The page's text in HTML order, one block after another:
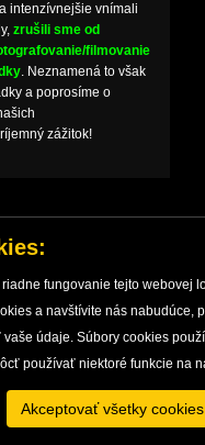
intenzívnejšie vnímali
zrušili sme od
filmovanie
. Neznamená to však
a poprosíme o
zážitok!
JASKÝŇ VÝSKUM,
Copyright ©
fungovanie tejto webovej
a navštívite nás
údaje. Súbory cookies
používať niektoré funkcie na
Akceptovať všetky cookies